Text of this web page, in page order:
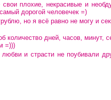
плохие, некрасивые и
дорогой человечек =)
но я всё равно не могу и
количество дней, часов, минут,
=)))
и страсти не поубивали